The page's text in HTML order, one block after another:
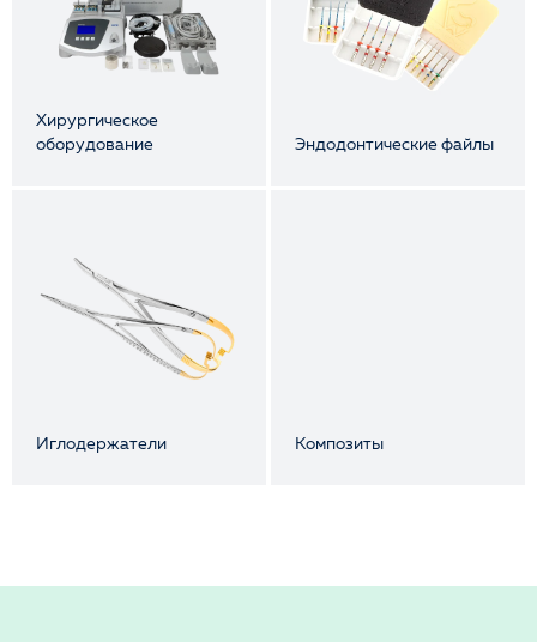
Хирургическое
оборудование
Эндодонтические файлы
Иглодержатели Композиты